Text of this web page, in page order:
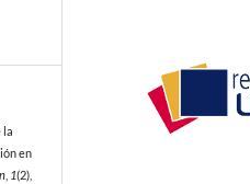
la
en
, 1(2),